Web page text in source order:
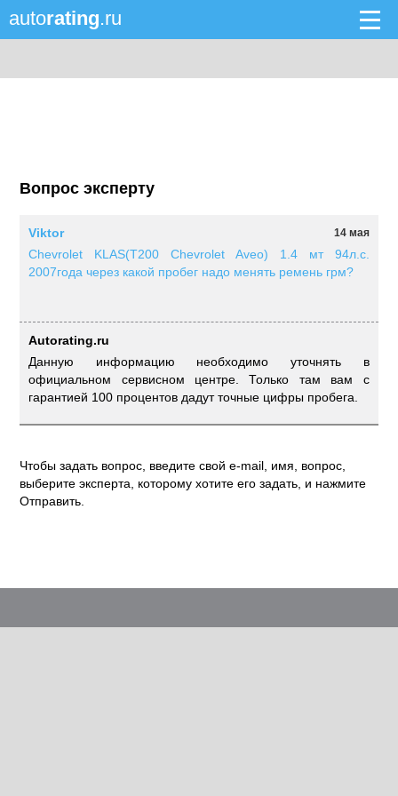
autorating.ru
Вопрос эксперту
14 мая
Viktor
Chevrolet KLAS(T200 Chevrolet Aveo) 1.4 мт 94л.с.
2007года через какой пробег надо менять ремень грм?
Autorating.ru
Данную информацию необходимо уточнять в
официальном сервисном центре. Только там вам с
гарантией 100 процентов дадут точные цифры пробега.
Чтобы задать вопрос, введите свой e-mail, имя, вопрос,
выберите эксперта, которому хотите его задать, и нажмите
Отправить.